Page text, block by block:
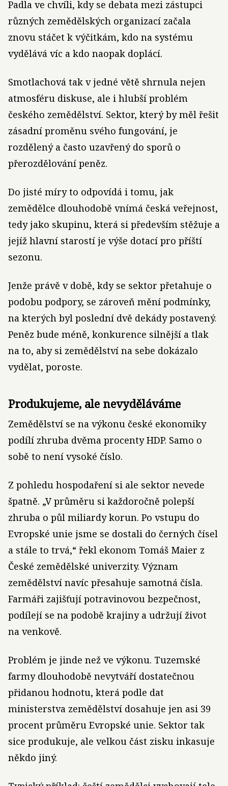
Padla ve chvíli, kdy se debata mezi zástupci
různých zemědělských organizací začala
znovu stáčet k výčitkám, kdo na systému
vydělává víc a kdo naopak doplácí.
Smotlachová tak v jedné větě shrnula nejen
atmosféru diskuse, ale i hlubší problém
českého zemědělství. Sektor, který by měl řešit
zásadní proměnu svého fungování, je
rozdělený a často uzavřený do sporů o
přerozdělování peněz.
Do jisté míry to odpovídá i tomu, jak
zemědělce dlouhodobě vnímá česká veřejnost,
tedy jako skupinu, která si především stěžuje a
jejíž hlavní starostí je výše dotací pro příští
sezonu.
Jenže právě v době, kdy se sektor přetahuje o
podobu podpory, se zároveň mění podmínky,
na kterých byl poslední dvě dekády postavený.
Peněz bude méně, konkurence silnější a tlak
na to, aby si zemědělství na sebe dokázalo
vydělat, poroste.
Produkujeme, ale nevyděláváme
Zemědělství se na výkonu české ekonomiky
podílí zhruba dvěma procenty HDP. Samo o
sobě to není vysoké číslo.
Z pohledu hospodaření si ale sektor nevede
špatně. „V průměru si každoročně polepší
zhruba o půl miliardy korun. Po vstupu do
Evropské unie jsme se dostali do černých čísel
a stále to trvá,“ řekl ekonom Tomáš Maier z
České zemědělské univerzity. Význam
zemědělství navíc přesahuje samotná čísla.
Farmáři zajišťují potravinovou bezpečnost,
podílejí se na podobě krajiny a udržují život
na venkově.
Problém je jinde než ve výkonu. Tuzemské
farmy dlouhodobě nevytváří dostatečnou
přidanou hodnotu, která podle dat
ministerstva zemědělství dosahuje jen asi 39
procent průměru Evropské unie. Sektor tak
sice produkuje, ale velkou část zisku inkasuje
někdo jiný.